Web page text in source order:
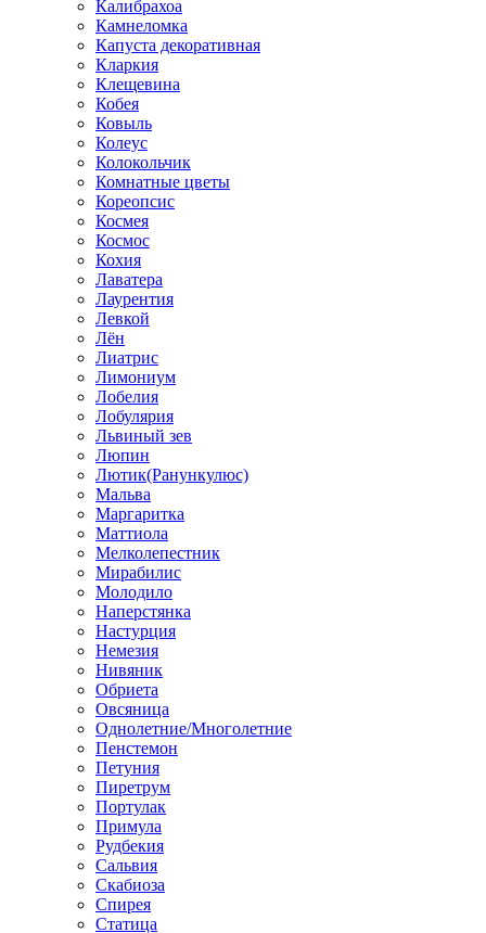
Калибрахоа
Камнеломка
Капуста декоративная
Кларкия
Клещевина
Кобея
Ковыль
Колеус
Колокольчик
Комнатные цветы
Кореопсис
Космея
Космос
Кохия
Лаватера
Лаурентия
Левкой
Лён
Лиатрис
Лимониум
Лобелия
Лобулярия
Львиный зев
Люпин
Лютик(Ранункулюс)
Мальва
Маргаритка
Маттиола
Мелколепестник
Мирабилис
Молодило
Наперстянка
Настурция
Немезия
Нивяник
Обриета
Овсяница
Однолетние/Многолетние
Пенстемон
Петуния
Пиретрум
Портулак
Примула
Рудбекия
Сальвия
Скабиоза
Спирея
Статица